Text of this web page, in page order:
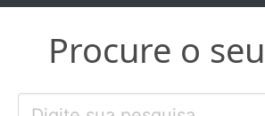
Procure o